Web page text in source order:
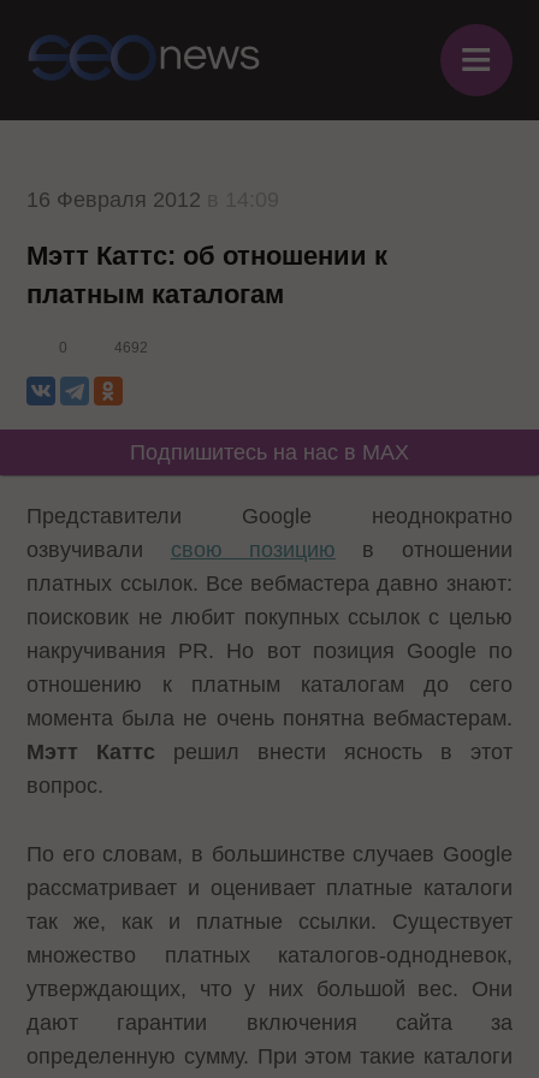
≡
16 Февраля 2012
Мэтт Каттс: об отношении к
платным каталогам
0 4692
Подпишитесь на нас в MAX
Представители Google неоднократно
озвучивали свою позицию в отношении
платных ссылок. Все вебмастера давно знают:
поисковик не любит покупных ссылок с целью
накручивания PR. Но вот позиция Google по
отношению к платным каталогам до сего
момента была не очень понятна вебмастерам.
Мэтт Каттс решил внести ясность в этот
вопрос.
По его словам, в большинстве случаев Google
рассматривает и оценивает платные каталоги
так же, как и платные ссылки. Существует
множество платных каталогов-однодневок,
утверждающих, что у них большой вес. Они
дают гарантии включения сайта за
определенную сумму. При этом такие каталоги